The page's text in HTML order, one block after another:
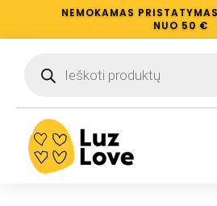
NEMOKAMAS
NUO 50 €
search